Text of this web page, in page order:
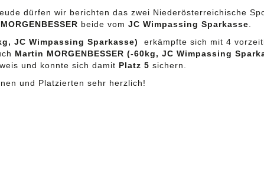
dürfen wir berichten das zwei Niederösterreichische
beide vom JC Wimpassing Sparkasse
JC Wimpassing Sparkasse) erkämpfte sich mit 4
Martin MORGENBESSER (-60kg, JC Wimpassing
und konnte sich damit Platz 5 sichern.
und Platzierten sehr herzlich!